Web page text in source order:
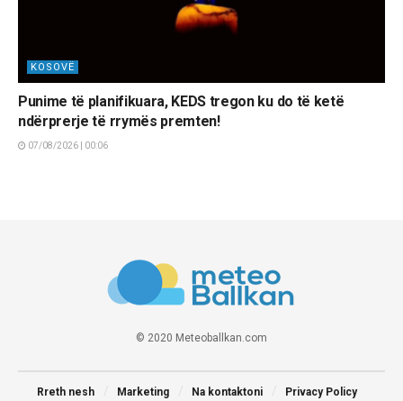
KOSOVË
Punime të planifikuara, KEDS tregon ku do të ketë
ndërprerje të rrymës premten!
07/08/2026 | 00:06
© 2020 Meteoballkan.com
Rreth nesh Marketing Na kontaktoni Privacy Policy